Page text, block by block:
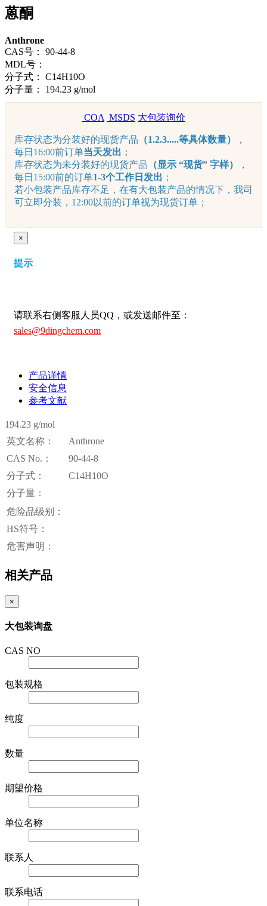
蒽酮
Anthrone
CAS号：
90-44-8
MDL号：
分子式：
C14H10O
分子量：
194.23 g/mol
COA MSDS 大包装询价
库存状态为分装好的现货产品 （1.2.3.....等具体数量）
，
每日16:00前订单当天发出 ；
库存状态为未分装好的现货产品 （显示 “现货” 字样）
，
每日15:00前的订单1-3个工作日发出 ；
若小包装产品库存不足，在有大包装产品的情况下，我司
可立即分装，12:00以前的订单视为现货订单；
×
提示
请联系右侧客服人员QQ，或发送邮件至：
sales@9dingchem.com
产品详情
安全信息
参考文献
194.23 g/mol
英文名称：
Anthrone
CAS No.：
90-44-8
分子式：
C14H10O
分子量：
危险品级别：
HS符号：
危害声明：
相关产品
×
大包装询盘
CAS NO
包装规格
纯度
数量
期望价格
单位名称
联系人
联系电话